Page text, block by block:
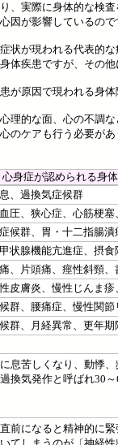
、実際に身体的な検
因が影響しているので
状が現われる代表的
体疾患ですが、その
原因で現われる身体
理的な面、心の不調
のケアも行う必要が
心身症が認められる身
、過換気症候群
圧、狭心症、心筋梗塞
候群、胃・十二指腸潰
状腺機能亢進症、摂食
、片頭痛、痙性斜頸
皮膚炎、慢性じんま疹
群、腰痛症、慢性関節
群、月経異常、更年期
息苦しくなり、動悸
換気発作と呼ばれ30
前になると精神的に